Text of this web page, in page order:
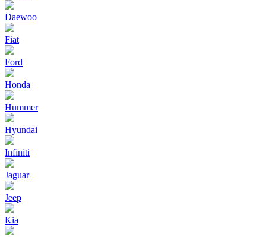
Daewoo
Fiat
Ford
Honda
Hummer
Hyundai
Infiniti
Jaguar
Jeep
Kia